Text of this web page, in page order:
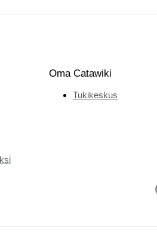
Oma Catawiki
Tukikeskus